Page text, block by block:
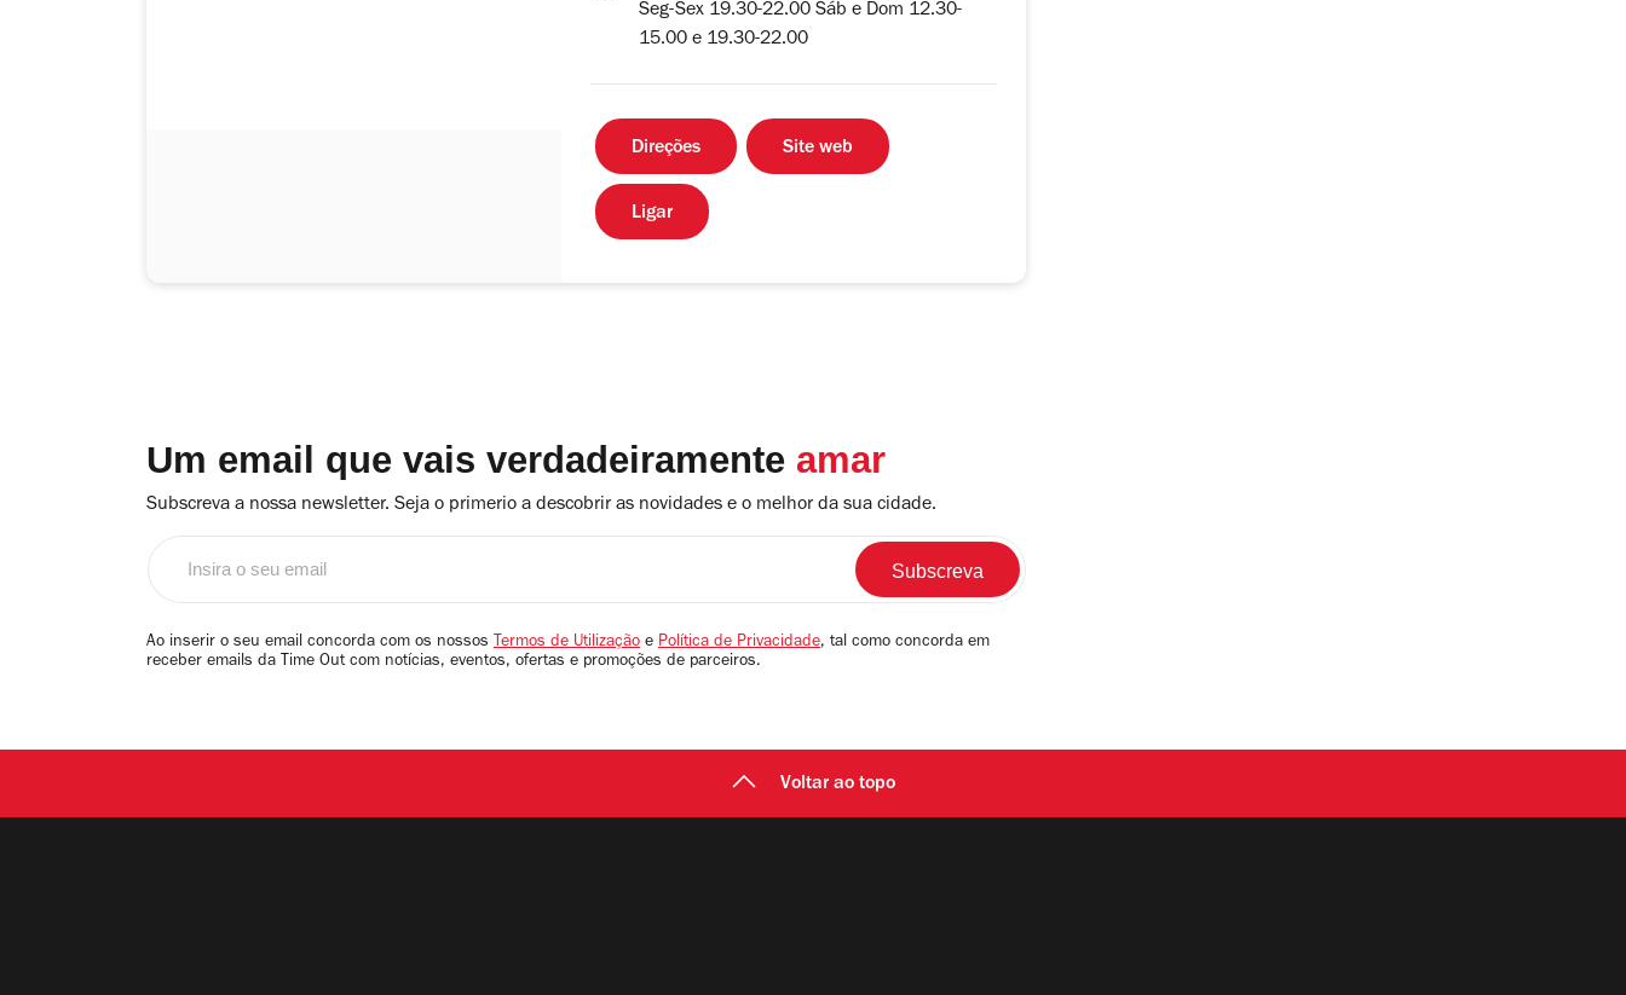
Seg-Sex 19.30-22.00 Sáb e Dom 12.30-
15.00 e 19.30-22.00
Direções Site web
Ligar
Um email que vais verdadeiramente amar
Subscreva a nossa newsletter. Seja o primerio a descobrir as novidades e o melhor da sua cidade.
email
Ao inserir o seu email concorda com os nossos Termos de Utilização e Política de Privacidade, tal como concorda em
receber emails da Time Out com notícias, eventos, ofertas e promoções de parceiros.
Voltar ao topo